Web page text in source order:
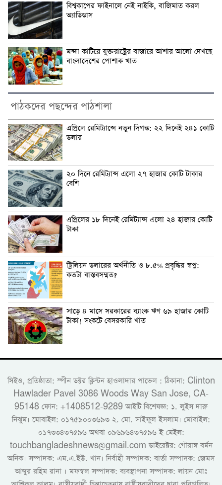
বিশ্বকাপের ফাইনালে নেই নাইকি, বাজিমাত করল
অ্যাডিডাস
মন্দা কাটিয়ে যুক্তরাষ্ট্রের বাজারে আশার আলো দেখছে
বাংলাদেশের পোশাক খাত
পাঠকদের পছন্দের পাঠশালা
এপ্রিলে রেমিট্যান্সে নতুন দিগন্ত: ২২ দিনেই ২৪১ কোটি
ডলার
২০ দিনে রেমিট্যান্স এলো ২৭ হাজার কোটি টাকার
বেশি
এপ্রিলের ১৮ দিনেই রেমিট্যান্স এলো ২৪ হাজার কোটি
টাকা
ট্রিলিয়ন ডলারের অর্থনীতি ও ৮.৫% প্রবৃদ্ধির স্বপ্ন:
কতটা বাস্তবসম্মত?
সাড়ে ৪ মাসে সরকারের ব্যাংক ঋণ ৬৯ হাজার কোটি
টাকা! সংকটে বেসরকারি খাত
সিইও, প্রতিষ্ঠাতা: স্পীন ডক্টর ক্লিন্টন হাওলাদার পাভেল : ঠিকানা: Clinton
Hawlader Pavel 3086 Woods Way San Jose, CA-
95148 ফোন: +1408512-9289 আইটি বিশেষজ্ঞ: ১. লুইস দারু
নিঝুম। ‎মোবাইল: ০১৭৫৯০০৩৬৯৩ ২. মো. সাইফুল ইসলাম। মোবাইল:
০১৭৩৩৪৩৭৫৯৬ অথবা ০৯৬৯৬৪৩৭৫৯৬ ই-মেইল:
touchbangladeshnews@gmail.com ডাইরেক্টর: গৌরাঙ্গ বর্মন
অনিক। সম্পাদক: এম.এ.ইউ. খান। নির্বাহী সম্পাদক: বার্তা সম্পাদক: জেমস
আব্দুর রহিম রানা । মফস্বল সম্পাদক: ব্যবস্থাপনা সম্পাদক: লায়ন মোঃ